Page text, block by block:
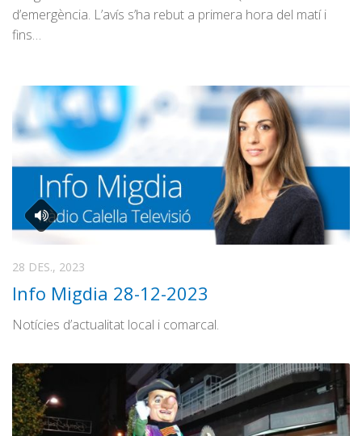
d’emergència. L’avís s’ha rebut a primera hora del matí i
fins…
28 DES., 2023
Info Migdia 28-12-2023
Notícies d’actualitat local i comarcal.